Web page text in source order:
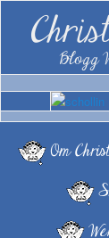
Blogg
Om